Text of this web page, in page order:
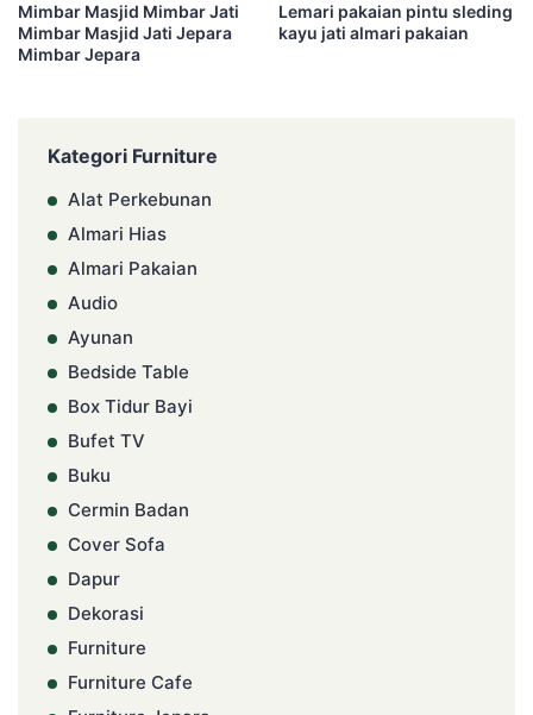
Mimbar Masjid Mimbar Jati
Mimbar Masjid Jati Jepara
Mimbar Jepara
Lemari pakaian pintu sleding
kayu jati almari pakaian
Kategori Furniture
Alat Perkebunan
Almari Hias
Almari Pakaian
Audio
Ayunan
Bedside Table
Box Tidur Bayi
Bufet TV
Buku
Cermin Badan
Cover Sofa
Dapur
Dekorasi
Furniture
Furniture Cafe